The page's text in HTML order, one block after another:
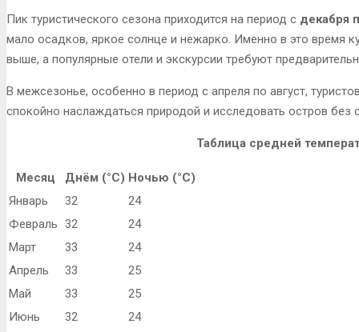
Пик туристического сезона приходится на период с декабря
мало осадков, яркое солнце и нежарко. Именно в это время
выше, а популярные отели и экскурсии требуют
В межсезонье, особенно в период с апреля по август,
спокойно наслаждаться природой и исследовать остров без
Таблица средней
Месяц Днём (°C) Ночью (°C)
Январь
32
24
Февраль 32
24
Март
33
24
Апрель
33
25
Май
33
25
Июнь
32
24